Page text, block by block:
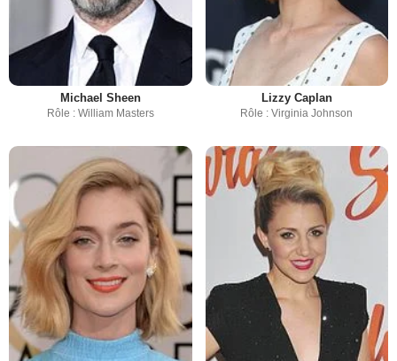
Michael Sheen
Rôle : William Masters
Lizzy Caplan
Rôle : Virginia Johnson